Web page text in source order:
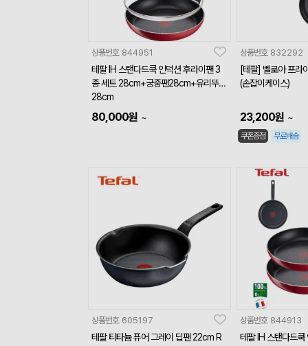
상품번호 844951
테팔 IH 스탠다드쿡 인덕션 후라이팬 3
종 세트 28cm+궁중팬28cm+유리뚜껑
28cm
80,000원 ~
상품번호 832292
[테팔] 벨로아 프라
(손잡이케이스)
23,200원 ~
쿠폰증정 무료배송
상품번호 605197
테팔 티타늄 퓨어 그레이 딥팬 22cm R
상품번호 844913
테팔 IH 스탠다드쿡